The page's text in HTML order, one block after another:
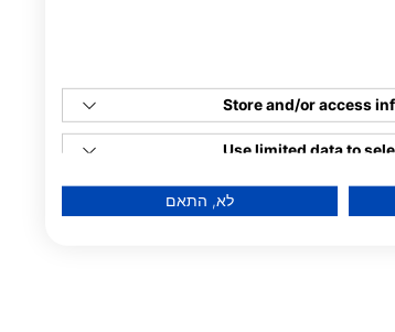
Store and/or access
Use limited data to
Create profiles forלא, התאם